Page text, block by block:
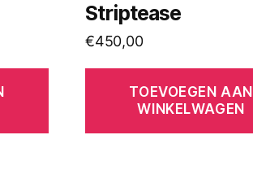
Striptease
€450,00
TOEVOEGEN AAN
WINKELWAGEN